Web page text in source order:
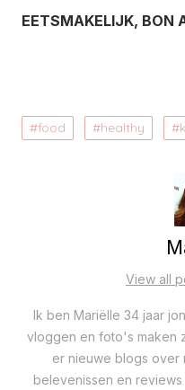
EETSMAKELIJK, BON
food healthy
View all
Ik ben Mariëlle 34 jaar
vloggen en foto's maken
er nieuwe blogs over
belevenissen en reviews